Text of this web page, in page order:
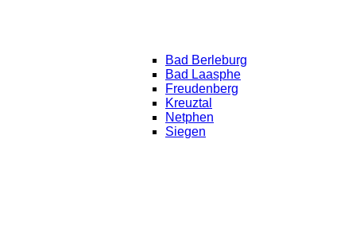
Bad Berleburg
Bad Laasphe
Freudenberg
Kreuztal
Netphen
Siegen